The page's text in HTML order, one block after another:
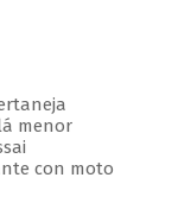
menor
con moto